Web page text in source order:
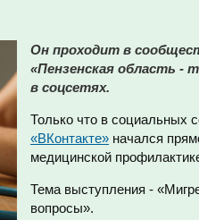
Он проходит в
«Пензенская область -
в соцсетях.
Только что в социальных
«ВКонтакте» начался
медицинской
Тема выступления -
вопросы».